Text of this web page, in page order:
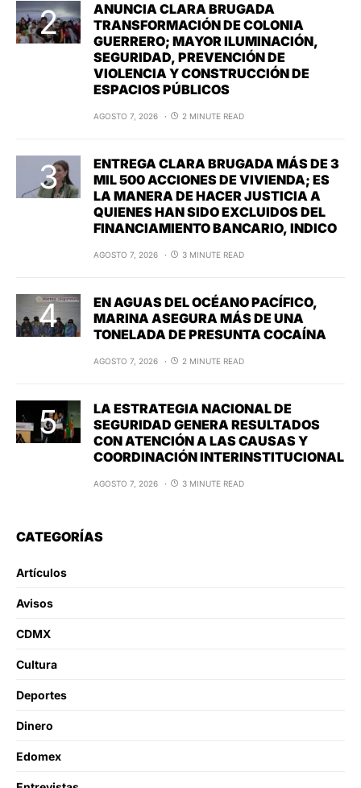
ANUNCIA CLARA BRUGADA
TRANSFORMACIÓN DE COLONIA
GUERRERO; MAYOR ILUMINACIÓN,
SEGURIDAD, PREVENCIÓN DE
VIOLENCIA Y CONSTRUCCIÓN DE
ESPACIOS PÚBLICOS
AGOSTO 7, 2026 2 MINUTE READ
ENTREGA CLARA BRUGADA MÁS DE 3
MIL 500 ACCIONES DE VIVIENDA; ES
LA MANERA DE HACER JUSTICIA A
QUIENES HAN SIDO EXCLUIDOS DEL
FINANCIAMIENTO BANCARIO, INDICO
AGOSTO 7, 2026 3 MINUTE READ
EN AGUAS DEL OCÉANO PACÍFICO,
MARINA ASEGURA MÁS DE UNA
TONELADA DE PRESUNTA COCAÍNA
AGOSTO 7, 2026 2 MINUTE READ
LA ESTRATEGIA NACIONAL DE
SEGURIDAD GENERA RESULTADOS
CON ATENCIÓN A LAS CAUSAS Y
COORDINACIÓN INTERINSTITUCIONAL
AGOSTO 7, 2026 3 MINUTE READ
CATEGORÍAS
Artículos
Avisos
CDMX
Cultura
Deportes
Dinero
Edomex